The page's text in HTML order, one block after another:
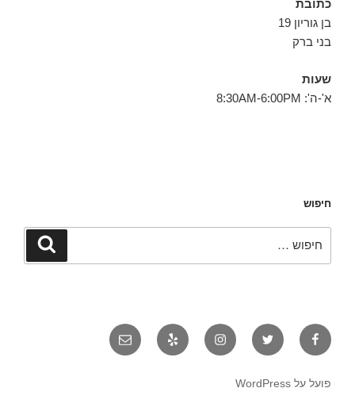
כתובת
בן גוריון 19
בני ברק
שעות
א'-ה': 8:30AM-6:00PM
חיפוש
חיפוש
פייסבוק טוויטר אינסטגרם יאלפ אימייל
פועל על WordPress